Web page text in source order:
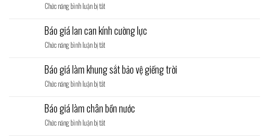
mở
Chức năng bình luận bị tắtở
cổng
sắt
cnc
Báo giá lan can kính cường lực
Chức năng bình luận bị tắtở
lan
can
cường
lực
Báo giá làm khung sắt bảo vệ giếng trời
Chức năng bình luận bị tắtở
giá
làm
khung
Báo giá làm chân bồn nước
Chức năng bình luận bị tắtở